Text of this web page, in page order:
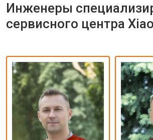
Инженеры
сервисного центра